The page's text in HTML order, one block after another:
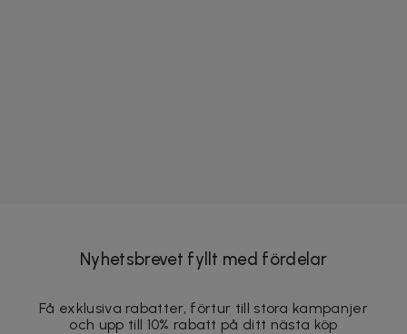
Nyhetsbrevet fyllt med fördelar
Få exklusiva rabatter, förtur till stora kampanjer
och upp till 10% rabatt på ditt nästa köp